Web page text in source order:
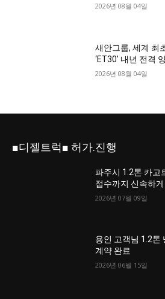
2026년 08월 04일
새안그룹, 세계 최
‘ET30’ 내년 전격
2026년 08월 04일
■디젤트럭■ 허가.진행
파주시 1.2톤 카고
접수까지 신속하
2026년 07월 09일
용인 고객님 1.2톤
계약 완료
2026년 06월 15일